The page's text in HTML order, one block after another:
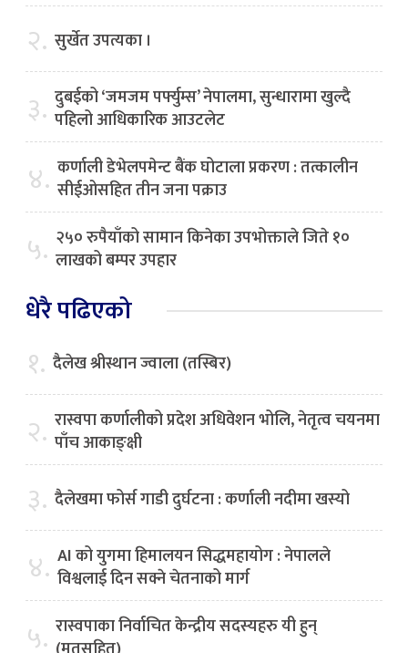
२. सुर्खेत उपत्यका ।
३. दुबईको ‘जमजम पर्फ्युम्स’ नेपालमा, सुन्धारामा खुल्दै
पहिलो आधिकारिक आउटलेट
४. कर्णाली डेभेलपमेन्ट बैंक घोटाला प्रकरण : तत्कालीन
सीईओसहित तीन जना पक्राउ
५. २५० रुपैयाँको सामान किनेका उपभोक्ताले जिते १०
लाखको बम्पर उपहार
धेरै पढिएको
१. दैलेख श्रीस्थान ज्वाला (तस्बिर)
२. रास्वपा कर्णालीको प्रदेश अधिवेशन भोलि, नेतृत्व चयनमा
पाँच आकाङ्क्षी
३. दैलेखमा फोर्स गाडी दुर्घटना : कर्णाली नदीमा खस्यो
४. AI को युगमा हिमालयन सिद्धमहायोग : नेपालले
विश्वलाई दिन सक्ने चेतनाको मार्ग
५. रास्वपाका निर्वाचित केन्द्रीय सदस्यहरु यी हुन्